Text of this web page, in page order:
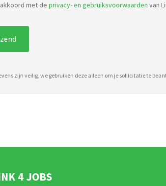
pdf,
met de privacy- en gebruiksvoorwaarden van
zijn veilig, we gebruiken deze alleen om je sollicitatie te
4 JOBS